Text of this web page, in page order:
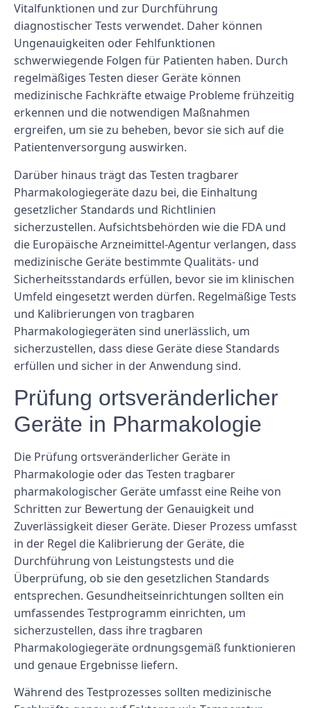
Vitalfunktionen und zur Durchführung
diagnostischer Tests verwendet. Daher können
Ungenauigkeiten oder Fehlfunktionen
schwerwiegende Folgen für Patienten haben. Durch
regelmäßiges Testen dieser Geräte können
medizinische Fachkräfte etwaige Probleme frühzeitig
erkennen und die notwendigen Maßnahmen
ergreifen, um sie zu beheben, bevor sie sich auf die
Patientenversorgung auswirken.
Darüber hinaus trägt das Testen tragbarer
Pharmakologiegeräte dazu bei, die Einhaltung
gesetzlicher Standards und Richtlinien
sicherzustellen. Aufsichtsbehörden wie die FDA und
die Europäische Arzneimittel-Agentur verlangen, dass
medizinische Geräte bestimmte Qualitäts- und
Sicherheitsstandards erfüllen, bevor sie im klinischen
Umfeld eingesetzt werden dürfen. Regelmäßige Tests
und Kalibrierungen von tragbaren
Pharmakologiegeräten sind unerlässlich, um
sicherzustellen, dass diese Geräte diese Standards
erfüllen und sicher in der Anwendung sind.
Prüfung ortsveränderlicher
Geräte in Pharmakologie
Die Prüfung ortsveränderlicher Geräte in
Pharmakologie oder das Testen tragbarer
pharmakologischer Geräte umfasst eine Reihe von
Schritten zur Bewertung der Genauigkeit und
Zuverlässigkeit dieser Geräte. Dieser Prozess umfasst
in der Regel die Kalibrierung der Geräte, die
Durchführung von Leistungstests und die
Überprüfung, ob sie den gesetzlichen Standards
entsprechen. Gesundheitseinrichtungen sollten ein
umfassendes Testprogramm einrichten, um
sicherzustellen, dass ihre tragbaren
Pharmakologiegeräte ordnungsgemäß funktionieren
und genaue Ergebnisse liefern.
Während des Testprozesses sollten medizinische